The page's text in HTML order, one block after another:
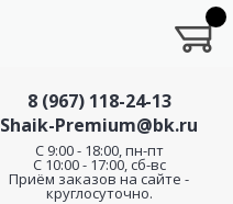
8 (967) 118-24-13
Shaik-Premium@bk.ru
C 9:00 - 18:00, пн-пт
С 10:00 - 17:00, сб-вс
Приём заказов на сайте -
круглосуточно.